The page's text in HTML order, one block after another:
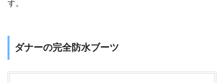
す。
ダナーの完全防水ブーツ